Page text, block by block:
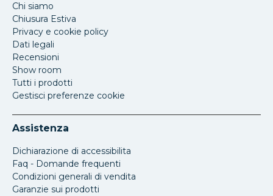
Chi siamo
Chiusura Estiva
Privacy e cookie policy
Dati legali
Recensioni
Show room
Tutti i prodotti
Gestisci preferenze cookie
Assistenza
Dichiarazione di accessibilita
Faq - Domande frequenti
Condizioni generali di vendita
Garanzie sui prodotti